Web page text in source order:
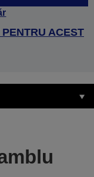
ACEST